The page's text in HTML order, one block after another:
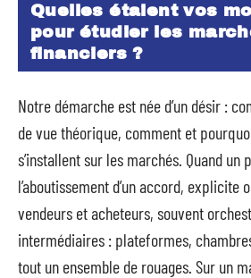
Quelles étaient vos
pour étudier les
financiers ?
Notre démarche est née d’un désir :
de vue théorique, comment et
s’installent sur les marchés. Quand un
l’aboutissement d’un accord, explicite
vendeurs et acheteurs, souvent
intermédiaires : plateformes,
tout un ensemble de rouages. Sur un